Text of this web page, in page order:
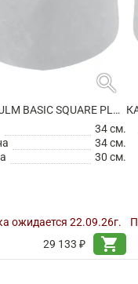
search
КАШПО ULM BASIC SQUARE PLANTER
34 см.
34 см.
30 см.
ожидается 22.09.26г.
29 133 ₽
shopping_cart